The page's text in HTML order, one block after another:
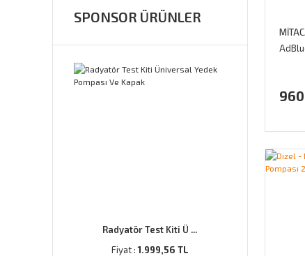
SPONSOR ÜRÜNLER
Radyatör Test Kiti Ü ...
Fiyat :1.999,56 TL